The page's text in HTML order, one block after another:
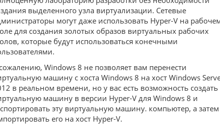
выделенного узла виртуализации. Сетевые
могут даже использовать Hyper-V на
для создания золотых образов виртуальных рабочих
которые будут использоваться конечными
Windows 8 не позволяет вам перенести
машину с хоста Windows 8 на хост Windows
в реальном времени, но у вас есть возможность создать
машину в версии Hyper-V для Windows 8 и
эту виртуальную машину. компьютер, а затем
его на хост Hyper-V.